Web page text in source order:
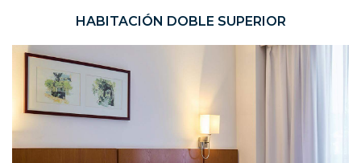
HABITACIÓN DOBLE SUPERIOR